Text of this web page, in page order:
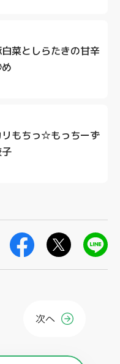
菜としらたきの甘辛
リもちっ☆もっちーず
次へ